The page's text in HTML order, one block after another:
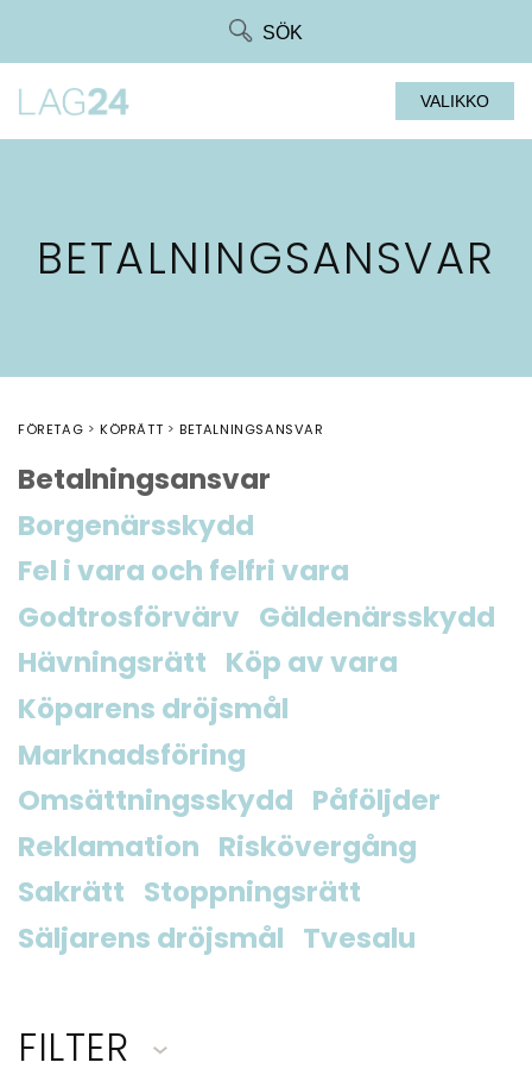
SÖK
VALIKKO
BETALNINGSANSVAR
FÖRETAG KÖPRÄTT BETALNINGSANSVAR
Betalningsansvar
Borgenärsskydd
Fel i vara och felfri vara
Godtrosförvärv Gäldenärsskydd
Hävningsrätt Köp av vara
Köparens dröjsmål
Marknadsföring
Omsättningsskydd Påföljder
Reklamation Riskövergång
Sakrätt Stoppningsrätt
Säljarens dröjsmål Tvesalu
FILTER